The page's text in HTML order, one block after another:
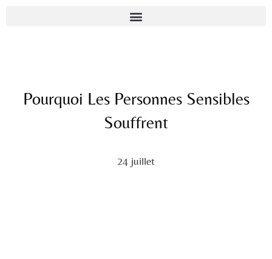
Pourquoi Les Personnes Sensibles
Souffrent
24 juillet